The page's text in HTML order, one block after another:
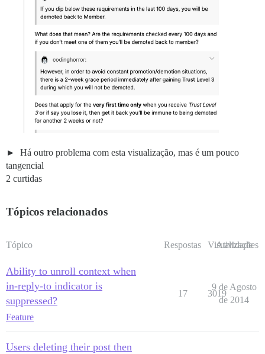
Há outro problema com esta visualização, mas é um pouco
tangencial
2 curtidas
Tópicos relacionados
Tópico Respostas Visualizações
Atividade
Ability to unroll context when
in-reply-to indicator is
suppressed?
Feature
17 3019
9 de Agosto
de 2014
Users deleting their post then